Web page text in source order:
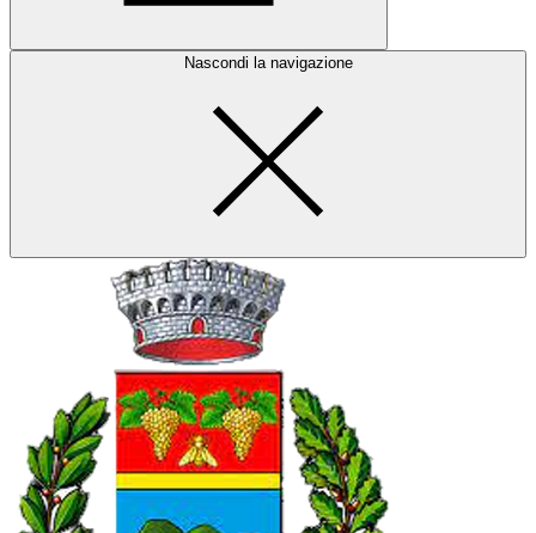
Nascondi la navigazione